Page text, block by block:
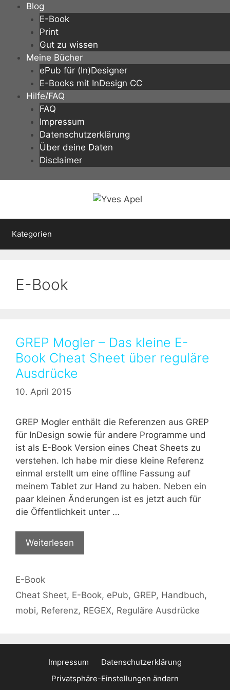
Zum
springen
Blog
E-Book
Print
Gut zu wissen
Meine Bücher
ePub für (In)Designer
E-Books mit InDesign CC
Hilfe/FAQ
FAQ
Impressum
Datenschutzerklärung
Über deine Daten
Disclaimer
Kategorien
E-Book
GREP Mogler – Das kleine E-
Book Cheat Sheet über reguläre
Ausdrücke
10. April 2015
GREP Mogler enthält die Referenzen aus GREP
für InDesign sowie für andere Programme und
ist als E-Book Version eines Cheat Sheets zu
verstehen. Ich habe mir diese kleine Referenz
einmal erstellt um eine offline Fassung auf
meinem Tablet zur Hand zu haben. Neben ein
paar kleinen Änderungen ist es jetzt auch für
die Öffentlichkeit unter …
Weiterlesen
Kategorien
E-Book
Schlagwörter
Cheat Sheet, E-Book, ePub, GREP, Handbuch,
mobi, Referenz, REGEX, Reguläre Ausdrücke
Impressum
Datenschutzerklärung
Privatsphäre-Einstellungen ändern